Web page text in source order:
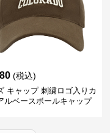
(税込)
キャップ 刺繍ロゴ入りカ
ルベースボールキャップ